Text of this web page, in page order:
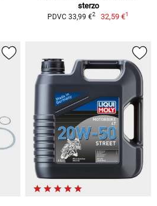
sterzo
PDVC 33,99 €2 32,59 €1